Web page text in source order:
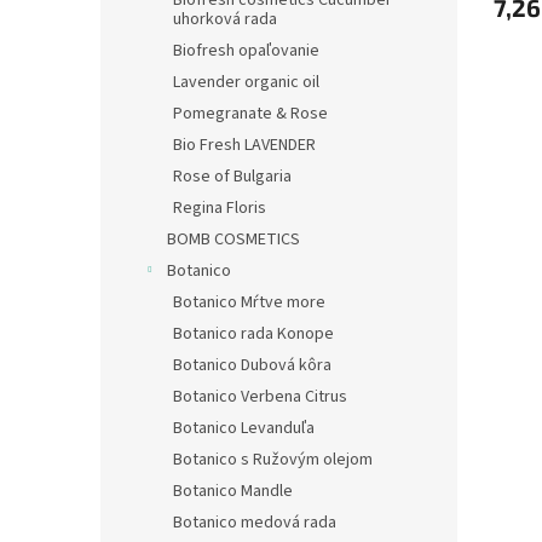
uhorková rada
Biofresh opaľovanie
Lavender organic oil
Pomegranate & Rose
Bio Fresh LAVENDER
Rose of Bulgaria
Regina Floris
BOMB COSMETICS
Botanico
Botanico Mŕtve more
Botanico rada Konope
Botanico Dubová kôra
Botanico Verbena Citrus
Botanico Levanduľa
Botanico s Ružovým olejom
Botanico Mandle
Botanico medová rada